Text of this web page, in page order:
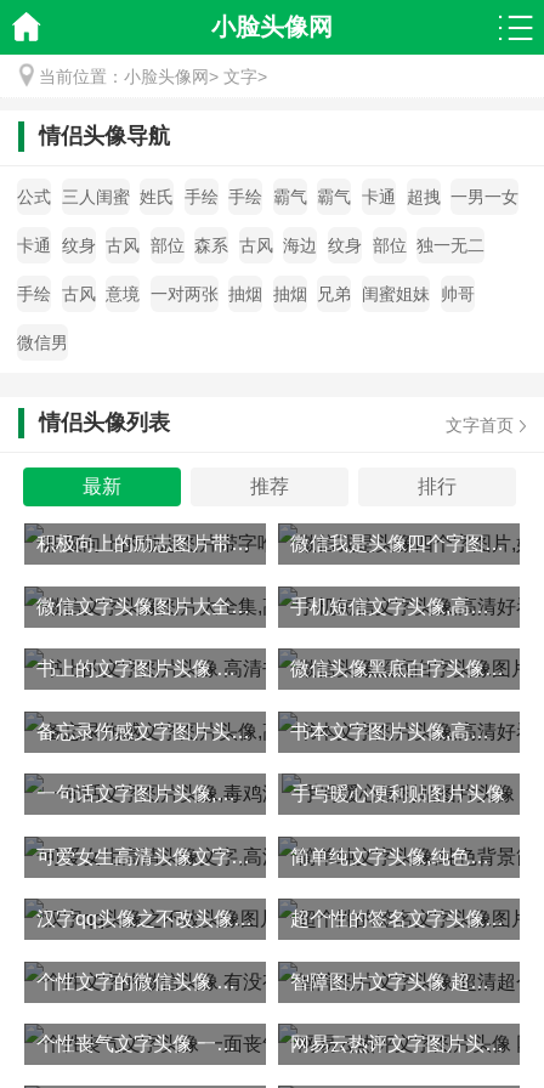
小脸头像网
当前位置： 小脸头像网> 文字>
情侣头像导航
公式 三人闺蜜 姓氏 手绘 手绘 霸气 霸气 卡通 超拽 一男一女
卡通 纹身 古风 部位 森系 古风 海边 纹身 部位 独一无二
手绘 古风 意境 一对两张 抽烟 抽烟 兄弟 闺蜜姐妹 帅哥
微信男
情侣头像列表
最新 推荐 排行
文字首页
积极向上的励志图片带字唯美头像 微信我是头像四个字图片,好看的我是头像四个字高清图片
微信文字头像图片大全集,高清有个性的超好看微信文字头像 手机短信文字头像,高清好看的手机文字短信图片头像
书上的文字图片头像 高清书上的简短文字图片头像精选 微信头像黑底白字头像图片
备忘录伤感文字图片头像,高清伤感的手机备忘录文字短句控头像 书本文字图片头像,高清好看书本上的句子图片头像
一句话文字图片头像,毒鸡汤文字头像一句话 手写暖心便利贴图片头像
可爱女生高清头像文字,高清可爱适合女生用的文字图片头像 简单纯文字头像,纯色背景简约的个性文字图片头像
汉字qq头像之不改头像图片大全 超个性的签名文字头像图片
个性文字的微信头像 有没有一句话能打动你的心 智障图片文字头像 超清超个性的智障文字图片头像
个性丧气文字头像 一面丧气一面拼命 网易云热评文字图片头像 网易云热评最扎心的话